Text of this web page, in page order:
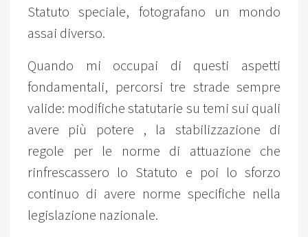
Statuto speciale, fotografano un mondo
assai diverso.
Quando mi occupai di questi aspetti
fondamentali, percorsi tre strade sempre
valide: modifiche statutarie su temi sui quali
avere più potere , la stabilizzazione di
regole per le norme di attuazione che
rinfrescassero lo Statuto e poi lo sforzo
continuo di avere norme specifiche nella
legislazione nazionale.